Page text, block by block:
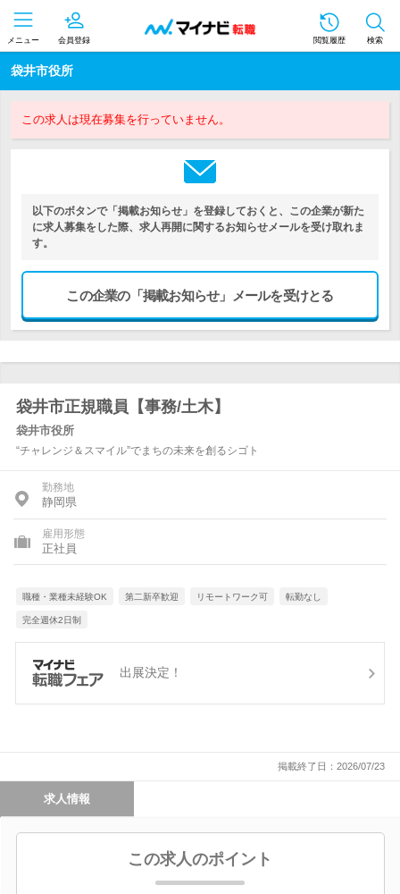
メニュー 会員登録 閲覧履歴 検索
袋井市役所
この求人は現在募集を行っていません。
以下のボタンで「掲載お知らせ」を登録しておくと、この企業が新た
に求人募集をした際、求人再開に関するお知らせメールを受け取れま
す。
この企業の「掲載お知らせ」メールを受けとる
袋井市正規職員【事務/土木】
袋井市役所
“チャレンジ＆スマイル”でまちの未来を創るシゴト
勤務地
静岡県
雇用形態
正社員
職種・業種未経験OK 第二新卒歓迎 リモートワーク可 転勤なし
完全週休2日制
出展決定！
掲載終了日：2026/07/23
求人情報
この求人のポイント